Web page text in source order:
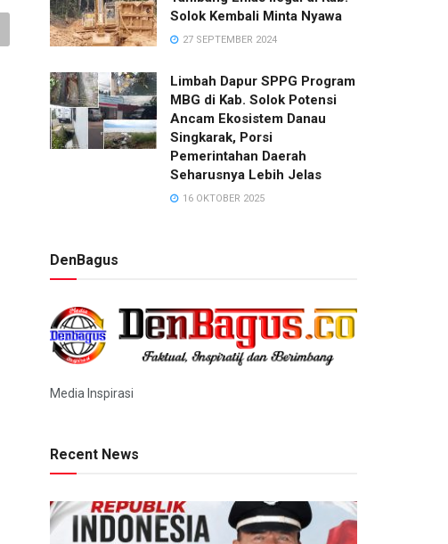
Solok Kembali Minta Nyawa
27 SEPTEMBER 2024
Limbah Dapur SPPG Program
MBG di Kab. Solok Potensi
Ancam Ekosistem Danau
Singkarak, Porsi
Pemerintahan Daerah
Seharusnya Lebih Jelas
16 OKTOBER 2025
DenBagus
Media Inspirasi
Recent News